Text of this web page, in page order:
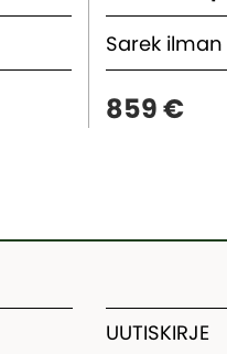
Sarek
859 €
UUTISKIRJE